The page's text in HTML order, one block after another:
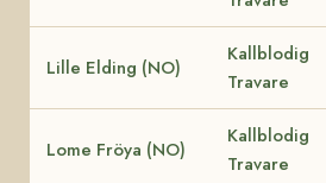
Lille Elding (NO)
Kallblodig
Travare
Lome Fröya (NO)
Kallblodig
Travare